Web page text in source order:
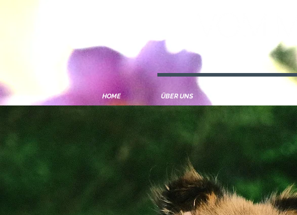
HOME ÜBER UNS